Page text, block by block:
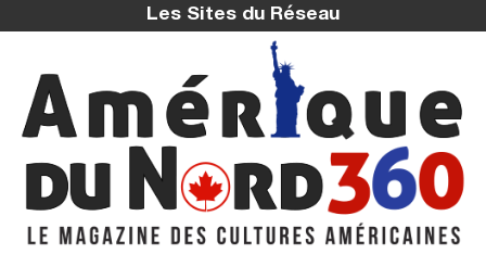
Les Sites du Réseau